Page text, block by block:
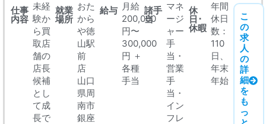
仕事
内容
未経
験か
ら買
取店
舗の
店長
候補
とし
て成
長で
就業
場所
おた
から
や徳
山駅
前
店
山口
県周
南市
銀座
給与 月給
200,000
円〜
300,000
円 ＋
各種
手当
諸手
当
マネ
ージ
ャー
手
当・
営業
手
当・
イン
フレ
休
日･
休暇
年間
休日
数：
110
日、
年末
年始
こ
の
求
人
の
詳
細
を
も
っ